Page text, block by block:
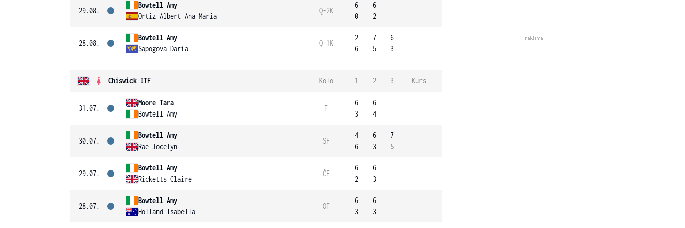
29.08.
Bowtell Amy
Ortiz Albert Ana Maria
Q-2K
6
0
6
2
28.08.
Bowtell Amy
Sapogova Daria
Q-1K
2
6
7
5
6
3
Chiswick ITF Kolo 1 2 3 Kurs
31.07.
Moore Tara
Bowtell Amy
F
6
3
6
4
30.07.
Bowtell Amy
Rae Jocelyn
SF
4
6
6
3
7
5
29.07.
Bowtell Amy
Ricketts Claire
ČF
6
2
6
3
28.07.
Bowtell Amy
Holland Isabella
OF
6
3
6
3